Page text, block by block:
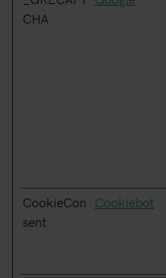
CHA
CookieCon
sent
Cookiebot